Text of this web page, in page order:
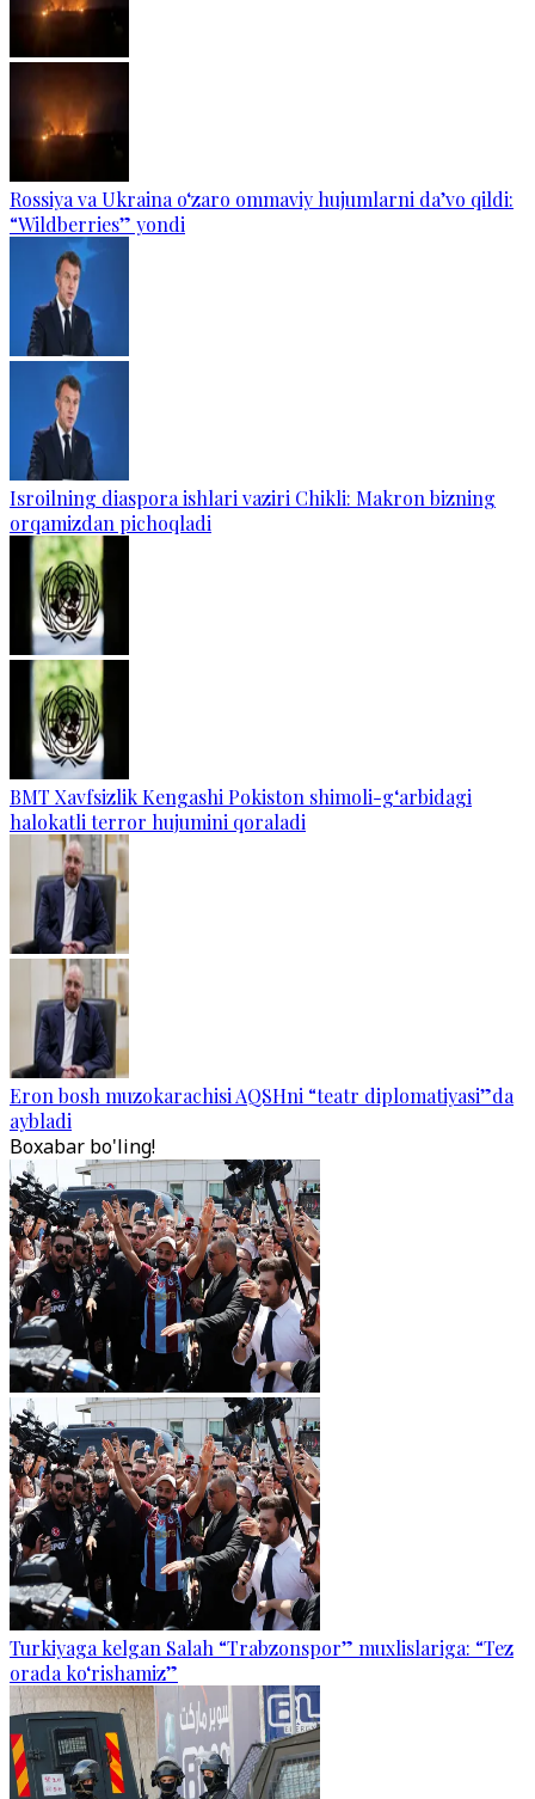
Rossiya va Ukraina o‘zaro ommaviy hujumlarni da’vo qildi:
“Wildberries” yondi
Isroilning diaspora ishlari vaziri Chikli: Makron bizning
orqamizdan pichoqladi
BMT Xavfsizlik Kengashi Pokiston shimoli-g‘arbidagi
halokatli terror hujumini qoraladi
Eron bosh muzokarachisi AQSHni “teatr diplomatiyasi”da
aybladi
Boxabar bo'ling!
Turkiyaga kelgan Salah “Trabzonspor” muxlislariga: “Tez
orada ko‘rishamiz”